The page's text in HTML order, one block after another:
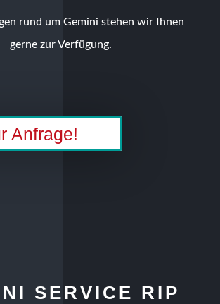
rund um Gemini stehen wir Ihnen
gerne zur Verfügung.
Anfrage!
SERVICE RIP